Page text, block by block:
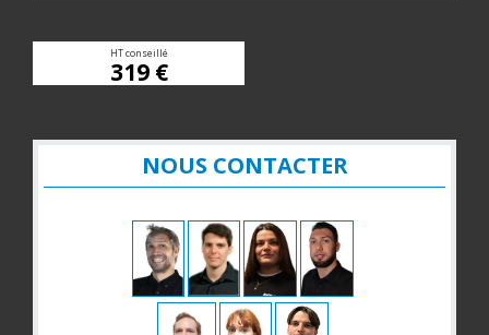
HT conseillé
319 €
NOUS CONTACTER